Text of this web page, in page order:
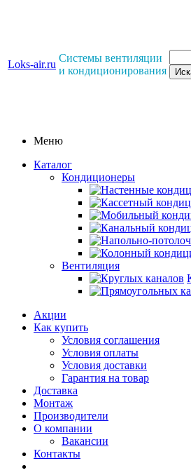
Loks-air.ru
Системы вентиляции
и кондиционирования
Меню
Каталог
Кондиционеры
Вентиляция
Акции
Как купить
Условия соглашения
Условия оплаты
Условия доставки
Гарантия на товар
Доставка
Монтаж
Производители
О компании
Вакансии
Контакты